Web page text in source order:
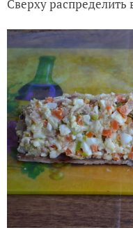
Сверху